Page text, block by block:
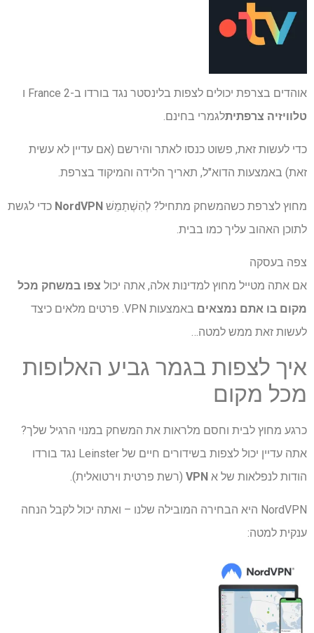
אוהדים בצרפת יכולים לצפות בלינסטר נגד בורדו ב-France 2 ו
טלוויזיה צרפתיתלגמרי בחינם.
כדי לעשות זאת, פשוט כנסו לאתר והירשם (אם עדיין לא עשית
זאת) באמצעות הדוא"ל, תאריך הלידה והמיקוד בצרפת.
מחוץ לצרפת כשהמשחק מתחיל? לְהִשְׁתַמֵשׁ NordVPN כדי לגשת
לתוכן האהוב עליך כמו בבית.
צפה בעסקה
אם אתה מטייל מחוץ למדינות אלה, אתה יכול צפו במשחק מכל
מקום בו אתם נמצאים
באמצעות VPN. פרטים מלאים כיצד
לעשות זאת ממש למטה…
איך לצפות בגמר גביע האלופות
מכל מקום
כרגע מחוץ לבית וחסם מלראות את המשחק במנוי הרגיל שלך?
אתה עדיין יכול לצפות בשידורים חיים של Leinster נגד בורדו
הודות לנפלאות של א VPN (רשת פרטית וירטואלית).
NordVPN היא הבחירה המובילה שלנו – ואתה יכול לקבל הנחה
ענקית למטה: